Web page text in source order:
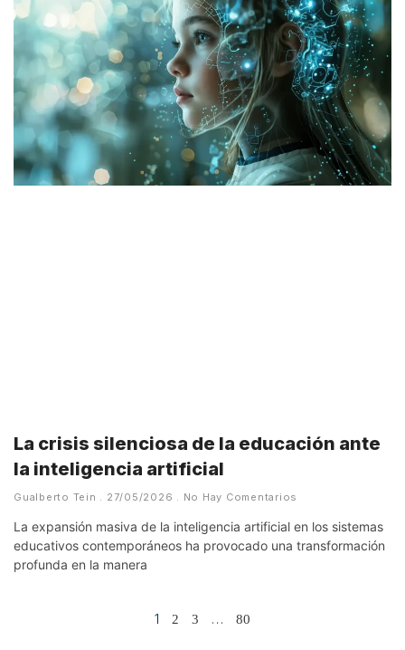
La crisis silenciosa de la educación ante
la inteligencia artificial
Gualberto Tein 27/05/2026 No Hay Comentarios
La expansión masiva de la inteligencia artificial en los sistemas
educativos contemporáneos ha provocado una transformación
profunda en la manera
1 2 3 … 80